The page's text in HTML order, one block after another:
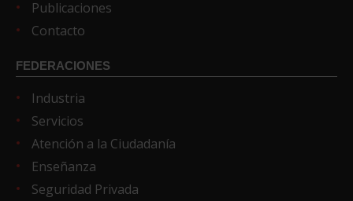
Publicaciones
Contacto
FEDERACIONES
Industria
Servicios
Atención a la Ciudadanía
Enseñanza
Seguridad Privada